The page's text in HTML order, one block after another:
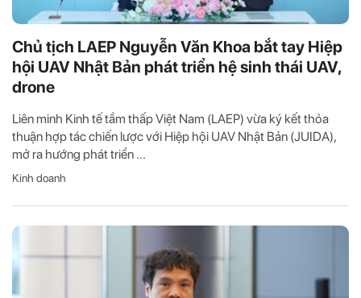
Chủ tịch LAEP Nguyễn Văn Khoa bắt tay Hiệp
hội UAV Nhật Bản phát triển hệ sinh thái UAV,
drone
Liên minh Kinh tế tầm thấp Việt Nam (LAEP) vừa ký kết thỏa
thuận hợp tác chiến lược với Hiệp hội UAV Nhật Bản (JUIDA),
mở ra hướng phát triển ...
Kinh doanh